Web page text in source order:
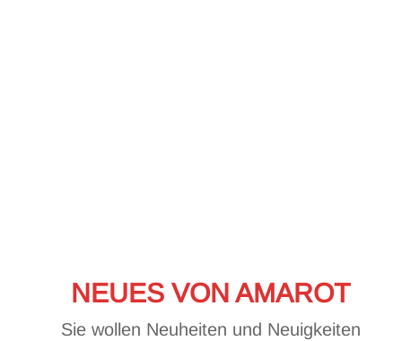
NEUES VON AMAROT
Sie wollen Neuheiten und Neuigkeiten